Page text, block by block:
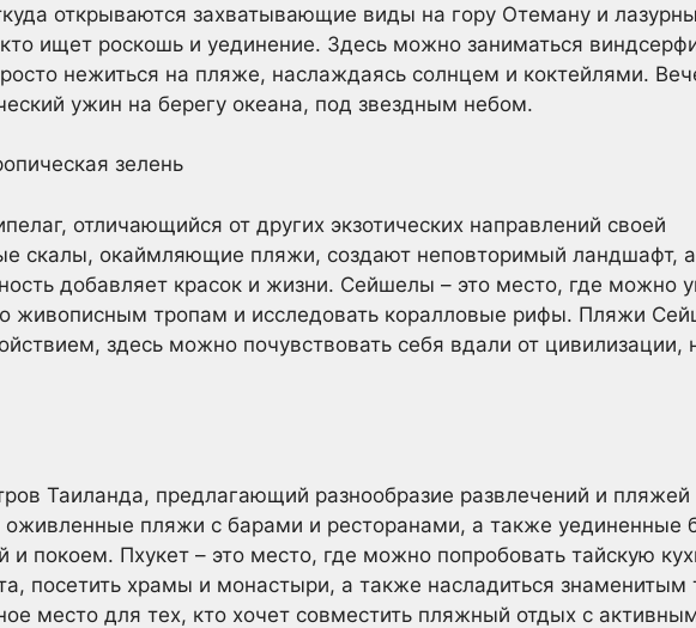
открываются захватывающие виды на гору Отеману и
ищет роскошь и уединение. Здесь можно заниматься
нежиться на пляже, наслаждаясь солнцем и коктейлями.
ужин на берегу океана, под звездным небом.
зелень
отличающийся от других экзотических направлений своей
скалы, окаймляющие пляжи, создают неповторимый ландшафт, а
добавляет красок и жизни. Сейшелы – это место, где можно
живописным тропам и исследовать коралловые рифы. Пляжи
здесь можно почувствовать себя вдали от цивилизации,
Таиланда, предлагающий разнообразие развлечений и пляжей
пляжи с барами и ресторанами, а также уединенные
и покоем. Пхукет – это место, где можно попробовать тайскую
посетить храмы и монастыри, а также насладиться знаменитым
место для тех, кто хочет совместить пляжный отдых с